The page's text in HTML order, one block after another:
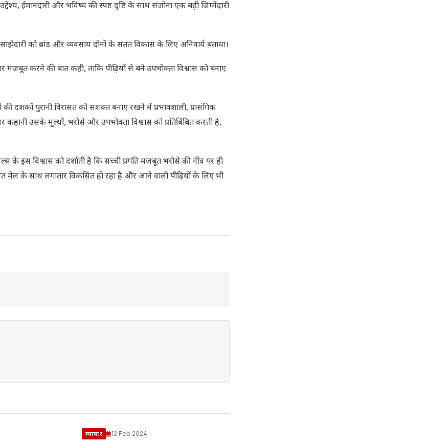
ईमानदारी और भविष्य की स्पष्ट दृष्टि के साथ संजोना एक बड़ी जिम्मेदारी
को ब्रांड और व्यवसाय दोनों के सतत विकास के लिए अनिवार्य बताया।
मजबूत करने की बात कही, ताकि पीढ़ियों से बने उपभोक्ता विश्वास को बनाए
की दशकों पुरानी विरासत को सशक्त बनाए रखने में प्रभावशाली, प्रासंगिक
कहानी उसके मूल्यों, भरोसे और उपभोक्ता विश्वास को प्रतिबिंबित करती है,
के इस विश्वास को दर्शाती है कि सच्ची प्रगति मजबूत भरोसे की नींव पर ही
के साथ लगातार विकसित हो रहा है और आने वाली पीढ़ियों के लिए भी
व्यापार 12 Feb 2024